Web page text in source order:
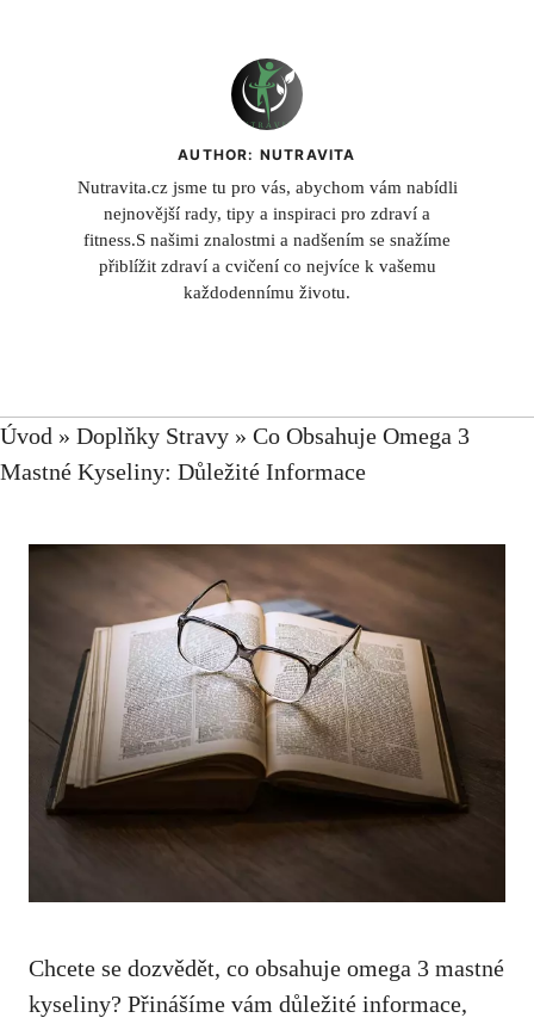
AUTHOR: NUTRAVITA
Nutravita.cz jsme tu pro vás, abychom vám nabídli
nejnovější rady, tipy a inspiraci pro zdraví a
fitness.S našimi znalostmi a nadšením se snažíme
přiblížit zdraví a cvičení co nejvíce k vašemu
každodennímu životu.
Úvod » Doplňky Stravy » Co Obsahuje Omega 3
Mastné Kyseliny: Důležité Informace
Chcete se dozvědět, co obsahuje omega 3 mastné
kyseliny? Přinášíme vám důležité informace,